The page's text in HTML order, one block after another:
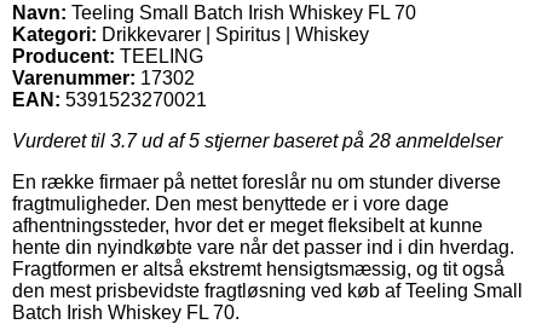
Navn: Teeling Small Batch Irish Whiskey FL 70
Kategori: Drikkevarer | Spiritus | Whiskey
Producent: TEELING
Varenummer: 17302
EAN: 5391523270021
Vurderet til 3.7ud af 5 stjerner baseret på 28 anmeldelser
En række firmaer på nettet foreslår nu om stunder diverse
fragtmuligheder. Den mest benyttede er i vore dage
afhentningssteder, hvor det er meget fleksibelt at kunne
hente din nyindkøbte vare når det passer ind i din hverdag.
Fragtformen er altså ekstremt hensigtsmæssig, og tit også
den mest prisbevidste fragtløsning ved køb af Teeling Small
Batch Irish Whiskey FL 70.